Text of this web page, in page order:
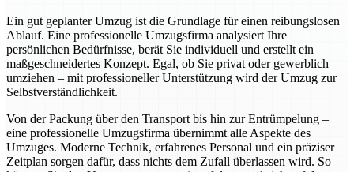
Ein gut geplanter Umzug ist die Grundlage für einen reibungslosen
Ablauf. Eine professionelle Umzugsfirma analysiert Ihre
persönlichen Bedürfnisse, berät Sie individuell und erstellt ein
maßgeschneidertes Konzept. Egal, ob Sie privat oder gewerblich
umziehen – mit professioneller Unterstützung wird der Umzug zur
Selbstverständlichkeit.
Von der Packung über den Transport bis hin zur Entrümpelung –
eine professionelle Umzugsfirma übernimmt alle Aspekte des
Umzuges. Moderne Technik, erfahrenes Personal und ein präziser
Zeitplan sorgen dafür, dass nichts dem Zufall überlassen wird. So